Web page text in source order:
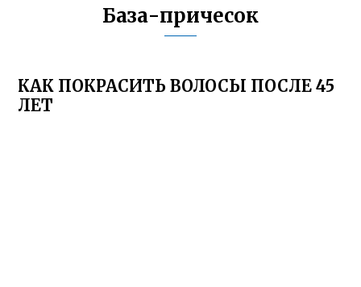
База-причесок
КАК ПОКРАСИТЬ ВОЛОСЫ ПОСЛЕ 45
ЛЕТ